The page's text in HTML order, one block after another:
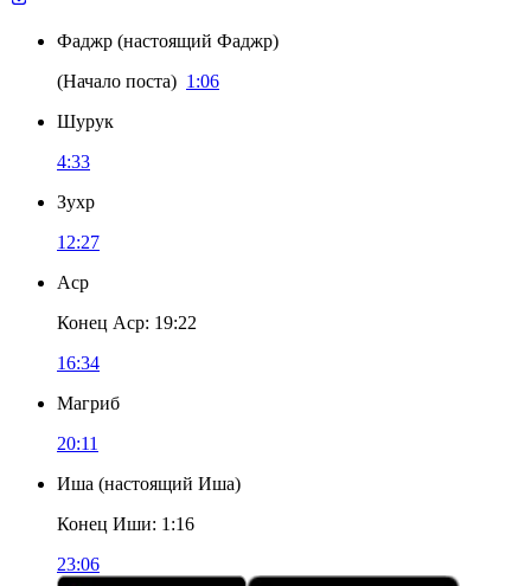
Фаджр (настоящий Фаджр)
(Начало поста) 1:06
Шурук
4:33
Зухр
12:27
Аср
Конец Аср: 19:22
16:34
Магриб
20:11
Иша (настоящий Иша)
Конец Иши: 1:16
23:06